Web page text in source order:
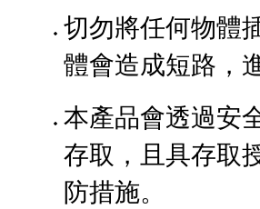
切勿將任何物體
體會造成短路，
本產品會透過安
存取，且具存取
防措施。